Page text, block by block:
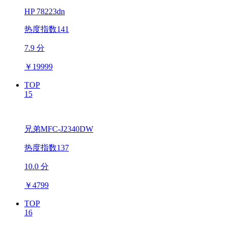
HP 78223dn
热度指数141
7.9 分
￥ 19999
TOP
15
兄弟MFC-J2340DW
热度指数137
10.0 分
￥4799
TOP
16